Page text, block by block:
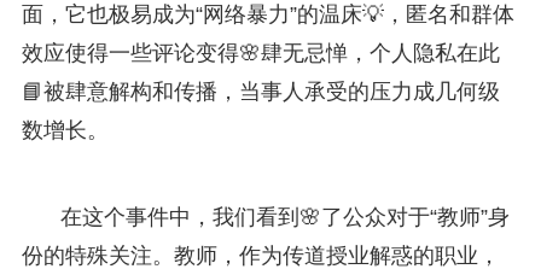
面，它也极易成为“网络暴力”的温床💡，匿名和群体
效应使得一些评论变得🌸肆无忌惮，个人隐私在此
📘被肆意解构和传播，当事人承受的压力成几何级
数增长。
在这个事件中，我们看到🌸了公众对于“教师”身
份的特殊关注。教师，作为传道授业解惑的职业，